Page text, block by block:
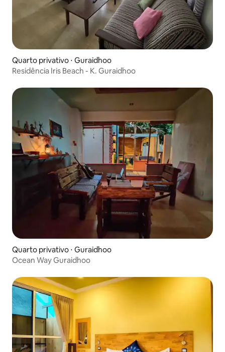
Quarto privativo ⋅ Guraidhoo
Residência Iris Beach - K. Guraidhoo
Quarto privativo ⋅ Guraidhoo
Ocean Way Guraidhoo